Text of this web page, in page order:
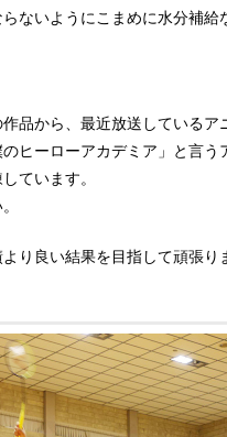
ないようにこまめに水分補給
品から、最近放送しているア
ヒーローアカデミア」と言
ています。
り良い結果を目指して頑張